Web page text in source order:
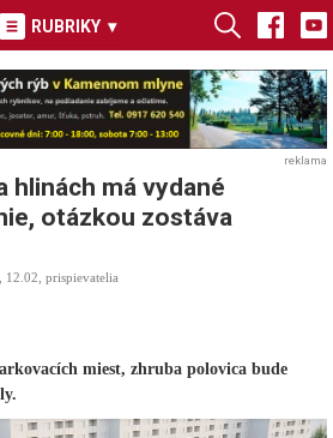
RUBRIKY ▾
reklama
hlinách má vydané
otázkou zostáva
12.02, prispievatelia
miest, zhruba polovica bude